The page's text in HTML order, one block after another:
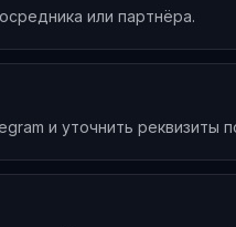
или партнёра.
и уточнить реквизиты